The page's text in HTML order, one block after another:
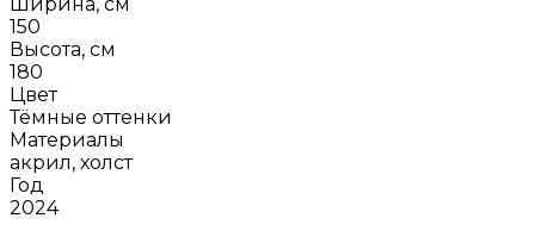
Ширина, см
150
Высота, см
180
Цвет
Тёмные оттенки
Материалы
акрил, холст
Год
2024